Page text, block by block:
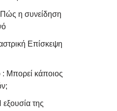
Πώς η συνείδηση
Επίσκεψη
Μπορεί κάποιος
της